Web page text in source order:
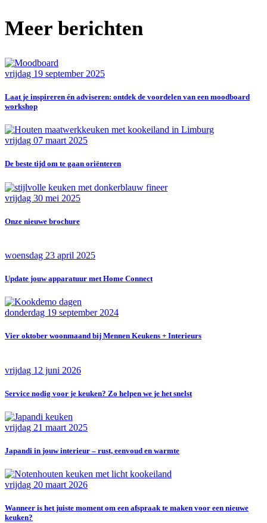
Meer berichten
vrijdag 19 september 2025
Laat je inspireren én adviseren: ontdek de voordelen van een moodboard
workshop
vrijdag 07 maart 2025
De beste tijd om te gaan oriënteren
vrijdag 30 mei 2025
Onze nieuwe brochure
woensdag 23 april 2025
Update jouw apparatuur met Home Connect
donderdag 19 september 2024
Vier oktober woonmaand bij Mennen Keukens + Interieurs
vrijdag 12 juni 2026
Service nodig voor je keuken? Zo helpen we je het snelst
vrijdag 21 maart 2025
Japandi in jouw interieur – rust, eenvoud en warmte
vrijdag 20 maart 2026
Wanneer is het juiste moment om een afspraak te maken voor een nieuwe
keuken?